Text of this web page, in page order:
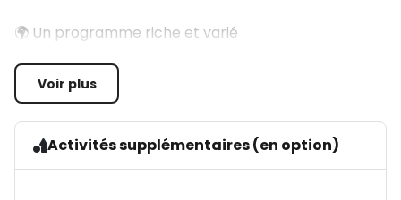
🌍 Un programme riche et varié
🏰 Ljubljana : visite guidée de la capitale verte avec
ses espaces naturels, montée en funiculaire au
château et croisière sur la Ljubljanica.
🌊 Ptuj : immersion dans l’histoire de cette perle
Voir plus
Activités supplémentaires (en option)